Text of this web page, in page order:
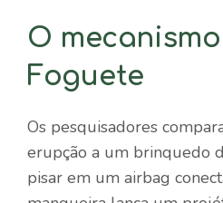
O
Foguete
Os pesquisadores
erupção a um brinquedo
pisar em um airbag